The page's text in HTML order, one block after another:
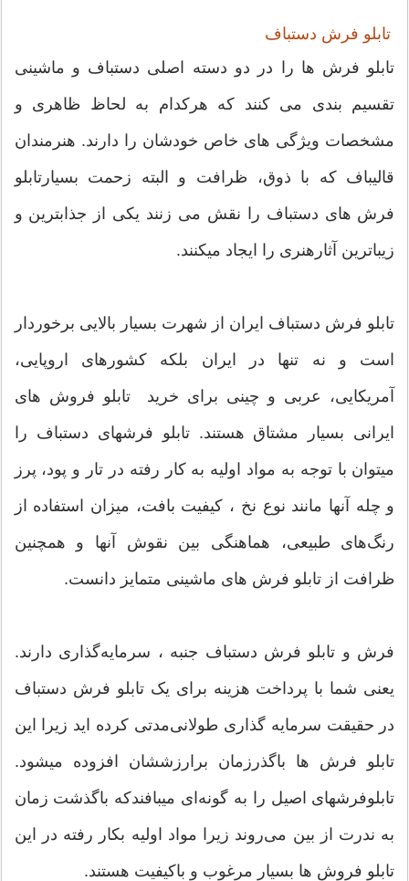
تابلو فرش دستباف
تابلو فرش ها را در دو دسته اصلی دستباف و ماشینی
تقسیم بندی می کنند که هرکدام به لحاظ ظاهری و
مشخصات ویژگی های خاص خودشان را دارند. هنرمندان
قالیباف که با ذوق، ظرافت و البته زحمت بسیارتابلو
فرش های دستباف را نقش می زنند یکی از جذابترین و
زیباترین آثارهنری را ایجاد میکنند.
تابلو فرش دستباف ایران از شهرت بسیار بالایی برخوردار
است و نه تنها در ایران بلکه کشورهای اروپایی،
آمریکایی، عربی و چینی برای خرید تابلو فروش های
ایرانی بسیار مشتاق هستند. تابلو فرشهای دستباف را
میتوان با توجه به مواد اولیه به کار رفته در تار و پود، پرز
و چله آنها مانند نوع نخ ، کیفیت بافت، میزان استفاده از
رنگ‌های طبیعی، هماهنگی بین نقوش آنها و همچنین
ظرافت از تابلو فرش های ماشینی متمایز دانست.
فرش و تابلو فرش دستباف جنبه ، سرمایه‌گذاری دارند.
یعنی شما با پرداخت هزینه برای یک تابلو فرش دستباف
در حقیقت سرمایه ‌گذاری طولانی‌مدتی کرده اید زیرا این
تابلو فرش ها باگذرزمان برارزششان افزوده میشود.
تابلوفرشهای اصیل را به گونه‌ای میبافندکه باگذشت زمان
به ندرت از بین می‌روند زیرا مواد اولیه بکار رفته در این
تابلو فروش ها بسیار مرغوب و باکیفیت هستند.